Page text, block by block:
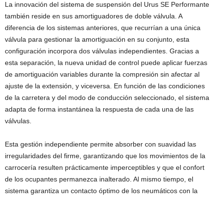
La innovación del sistema de suspensión del Urus SE Performante
también reside en sus amortiguadores de doble válvula. A
diferencia de los sistemas anteriores, que recurrían a una única
válvula para gestionar la amortiguación en su conjunto, esta
configuración incorpora dos válvulas independientes. Gracias a
esta separación, la nueva unidad de control puede aplicar fuerzas
de amortiguación variables durante la compresión sin afectar al
ajuste de la extensión, y viceversa. En función de las condiciones
de la carretera y del modo de conducción seleccionado, el sistema
adapta de forma instantánea la respuesta de cada una de las
válvulas.
Esta gestión independiente permite absorber con suavidad las
irregularidades del firme, garantizando que los movimientos de la
carrocería resulten prácticamente imperceptibles y que el confort
de los ocupantes permanezca inalterado. Al mismo tiempo, el
sistema garantiza un contacto óptimo de los neumáticos con la